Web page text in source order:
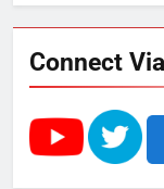
Connect